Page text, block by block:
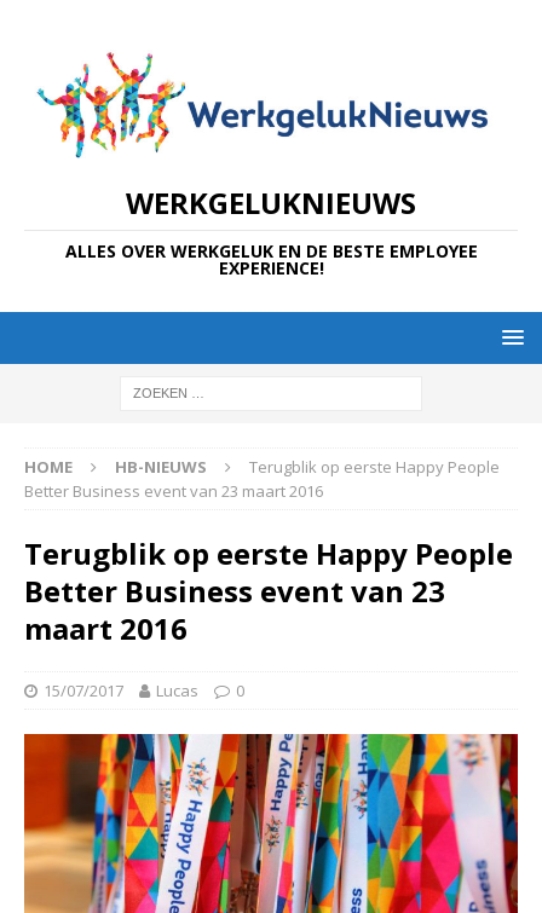
WERKGELUKNIEUWS
ALLES OVER WERKGELUK EN DE BESTE EMPLOYEE
EXPERIENCE!
HOME HB-NIEUWS
Terugblik op eerste Happy People
Better Business event van 23 maart 2016
Terugblik op eerste Happy People
Better Business event van 23
maart 2016
15/07/2017 Lucas 0